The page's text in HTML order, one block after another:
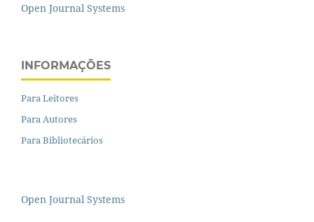
Open Journal Systems
INFORMAÇÕES
Para Leitores
Para Autores
Para Bibliotecários
Open Journal Systems